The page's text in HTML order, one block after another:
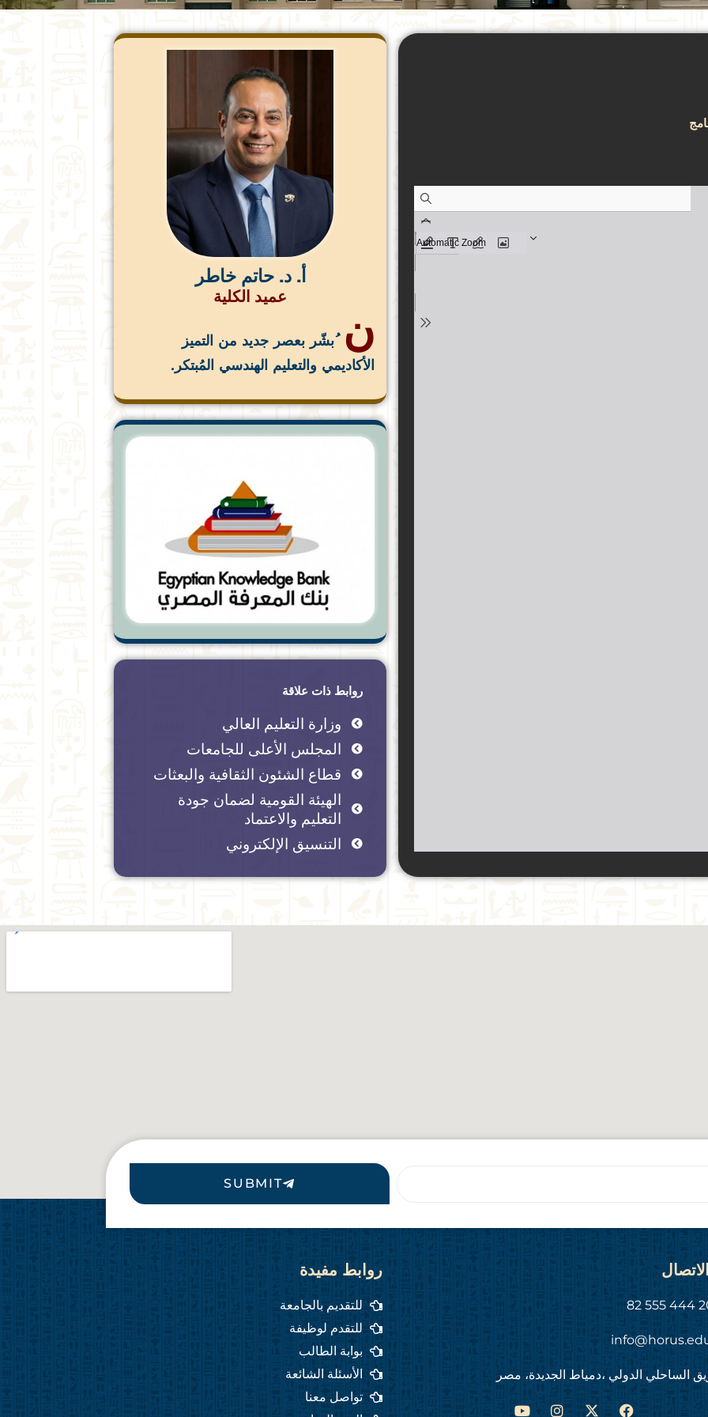
أ. د. حاتم خاطر
عميد الكلية
ن
ُبشّر بعصر جديد من التميز
الأكاديمي والتعليم الهندسي المُبتكر.
روابط ذات علاقة
وزارة التعليم العالي
المجلس الأعلى للجامعات
قطاع الشئون الثقافية والبعثات
الهيئة القومية لضمان جودة
التعليم والاعتماد
التنسيق الإلكتروني
SUBMIT
الساحلي الدولي ،دمياط الجديدة، مصر
F
I
Y
روابط مفيدة
للتقديم بالجامعة
للتقدم لوظيفة
بوابة الطالب
الأسئلة الشائعة
تواصل معنا